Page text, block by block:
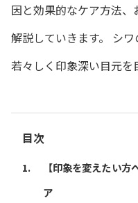
因と効果的なケア方法
解説していきます。 シ
若々しく印象深い目元を
目次
【印象を変えたい
ア